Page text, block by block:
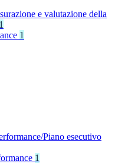
e valutazione della
1
1
Piano esecutivo
1